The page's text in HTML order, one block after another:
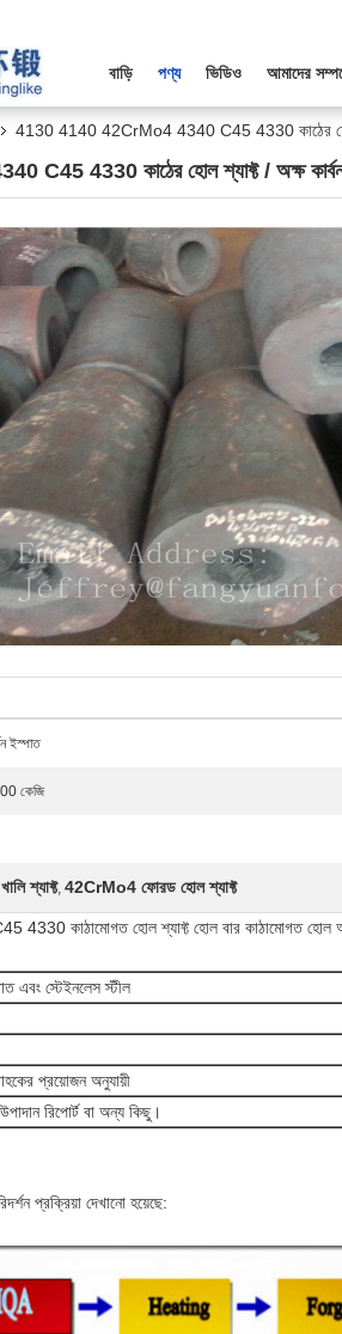
বাড়ি পণ্য ভিডিও আমাদের
4130 4140 42CrMo4 4340 C45 4330 কাঠের হোল
4330 কাঠের হোল শ্যাফ্ট / অক্ষ
ইস্পাত
কেজি
শ্যাফ্ট, 42CrMo4 ফোরড হোল শ্যাফ্ট
কাঠামোগত হোল শ্যাফ্ট হোল বার কাঠামোগত হোল অক্ষ
এবং স্টেইনলেস স্টীল
প্রয়োজন অনুযায়ী
রিপোর্ট বা অন্য কিছু।
প্রক্রিয়া দেখানো হয়েছে: